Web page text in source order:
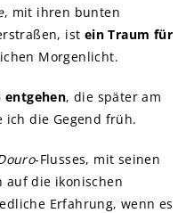
, mit ihren bunten
ist ein Traum für
Morgenlicht.
entgehen, die später am
ich die Gegend früh.
-Flusses, mit seinen
auf die ikonischen
Erfahrung, wenn es